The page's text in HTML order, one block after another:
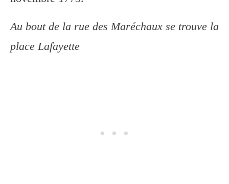
Au bout de la rue des Maréchaux se trouve la
place Lafayette